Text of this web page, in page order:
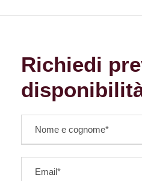
Richiedi